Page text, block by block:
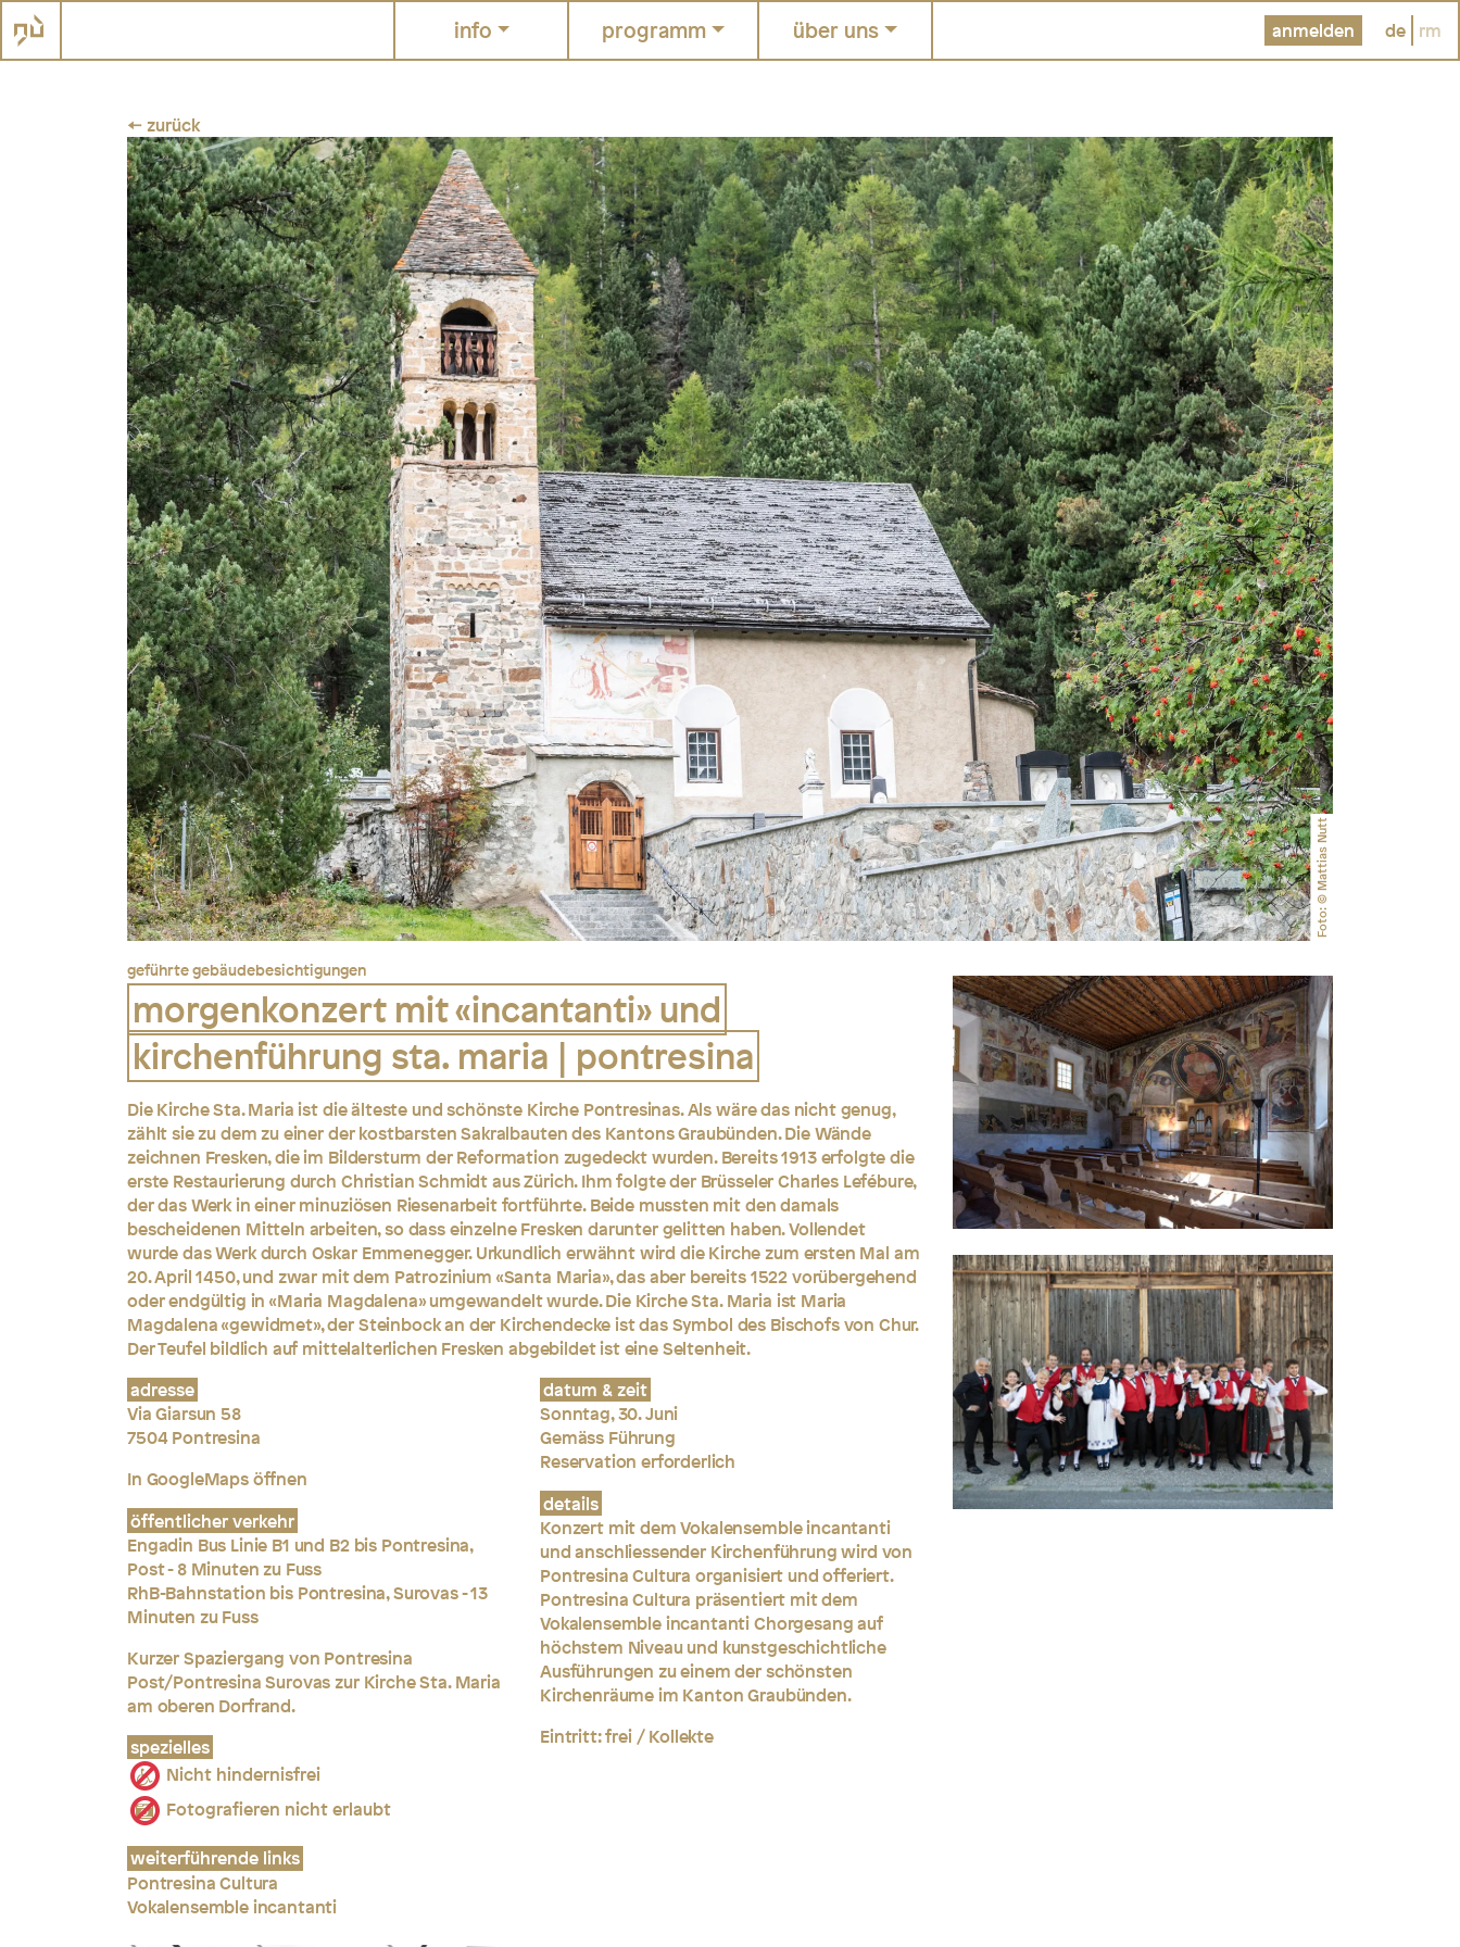
info programm über uns anmelden de rm
← zurück
Foto: © Mattias Nutt
geführte gebäudebesichtigungen
morgenkonzert mit «incantanti» und
kirchenführung sta. maria | pontresina
Die Kirche Sta. Maria ist die älteste und schönste Kirche Pontresinas. Als wäre das nicht genug,
zählt sie zu dem zu einer der kostbarsten Sakralbauten des Kantons Graubünden. Die Wände
zeichnen Fresken, die im Bildersturm der Reformation zugedeckt wurden. Bereits 1913 erfolgte die
erste Restaurierung durch Christian Schmidt aus Zürich. Ihm folgte der Brüsseler Charles Lefébure,
der das Werk in einer minuziösen Riesenarbeit fortführte. Beide mussten mit den damals
bescheidenen Mitteln arbeiten, so dass einzelne Fresken darunter gelitten haben. Vollendet
wurde das Werk durch Oskar Emmenegger. Urkundlich erwähnt wird die Kirche zum ersten Mal am
20. April 1450, und zwar mit dem Patrozinium «Santa Maria», das aber bereits 1522 vorübergehend
oder endgültig in «Maria Magdalena» umgewandelt wurde. Die Kirche Sta. Maria ist Maria
Magdalena «gewidmet», der Steinbock an der Kirchendecke ist das Symbol des Bischofs von Chur.
Der Teufel bildlich auf mittelalterlichen Fresken abgebildet ist eine Seltenheit.
datum & zeit
Sonntag, 30. Juni
Gemäss Führung
Reservation erforderlich
details
Konzert mit dem Vokalensemble incantanti
und anschliessender Kirchenführung wird von
Pontresina Cultura organisiert und offeriert.
Pontresina Cultura präsentiert mit dem
Vokalensemble incantanti Chorgesang auf
höchstem Niveau und kunstgeschichtliche
Ausführungen zu einem der schönsten
Kirchenräume im Kanton Graubünden.
Eintritt: frei / Kollekte
adresse
Via Giarsun 58
7504 Pontresina
In GoogleMaps öffnen
öffentlicher verkehr
Engadin Bus Linie B1 und B2 bis Pontresina,
Post - 8 Minuten zu Fuss
RhB-Bahnstation bis Pontresina, Surovas - 13
Minuten zu Fuss
Kurzer Spaziergang von Pontresina
Post/Pontresina Surovas zur Kirche Sta. Maria
am oberen Dorfrand.
spezielles
Nicht hindernisfrei
Fotografieren nicht erlaubt
weiterführende links
Pontresina Cultura
Vokalensemble incantanti